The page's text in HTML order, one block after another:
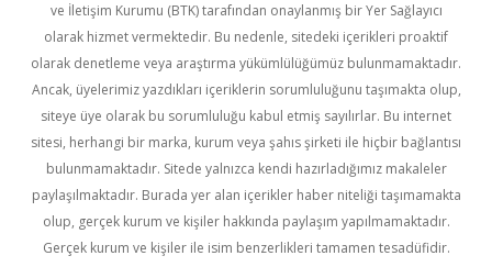
ve İletişim Kurumu (BTK) tarafından onaylanmış bir Yer Sağlayıcı
olarak hizmet vermektedir. Bu nedenle, sitedeki içerikleri proaktif
olarak denetleme veya araştırma yükümlülüğümüz bulunmamaktadır.
Ancak, üyelerimiz yazdıkları içeriklerin sorumluluğunu taşımakta olup,
siteye üye olarak bu sorumluluğu kabul etmiş sayılırlar. Bu internet
sitesi, herhangi bir marka, kurum veya şahıs şirketi ile hiçbir bağlantısı
bulunmamaktadır. Sitede yalnızca kendi hazırladığımız makaleler
paylaşılmaktadır. Burada yer alan içerikler haber niteliği taşımamakta
olup, gerçek kurum ve kişiler hakkında paylaşım yapılmamaktadır.
Gerçek kurum ve kişiler ile isim benzerlikleri tamamen tesadüfidir.